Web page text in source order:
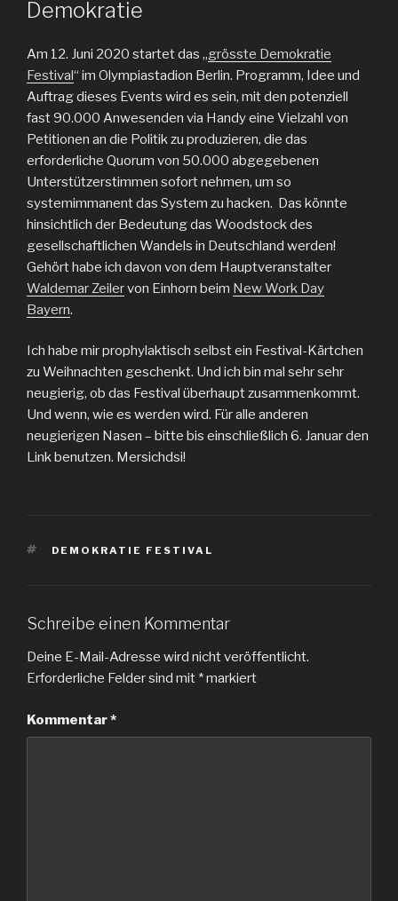
Demokratie
Am 12. Juni 2020 startet das „grösste Demokratie
Festival“ im Olympiastadion Berlin. Programm, Idee und
Auftrag dieses Events wird es sein, mit den potenziell
fast 90.000 Anwesenden via Handy eine Vielzahl von
Petitionen an die Politik zu produzieren, die das
erforderliche Quorum von 50.000 abgegebenen
Unterstützerstimmen sofort nehmen, um so
systemimmanent das System zu hacken. Das könnte
hinsichtlich der Bedeutung das Woodstock des
gesellschaftlichen Wandels in Deutschland werden!
Gehört habe ich davon von dem Hauptveranstalter
Waldemar Zeilervon Einhorn beim New Work Day
Bayern.
Ich habe mir prophylaktisch selbst ein Festival-Kärtchen
zu Weihnachten geschenkt. Und ich bin mal sehr sehr
neugierig, ob das Festival überhaupt zusammenkommt.
Und wenn, wie es werden wird. Für alle anderen
neugierigen Nasen – bitte bis einschließlich 6. Januar den
Link benutzen. Mersichdsi!
SCHLAGWÖRTER
DEMOKRATIE FESTIVAL
Schreibe einen Kommentar
Deine E-Mail-Adresse wird nicht veröffentlicht.
Erforderliche Felder sind mit *markiert
Kommentar*